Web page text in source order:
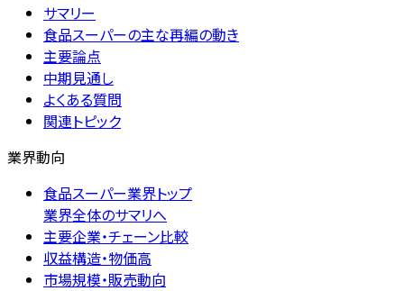
サマリー
食品スーパーの主な再編の動き
主要論点
中期見通し
よくある質問
関連トピック
業界動向
食品スーパー業界トップ
業界全体のサマリへ
主要企業・チェーン比較
収益構造・物価高
市場規模・販売動向